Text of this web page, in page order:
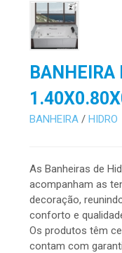
BANHEIRA
BANHEIRA/ HIDRO
As Banheiras de
acompanham as
decoração,
conforto e
Os produtos têm
contam com